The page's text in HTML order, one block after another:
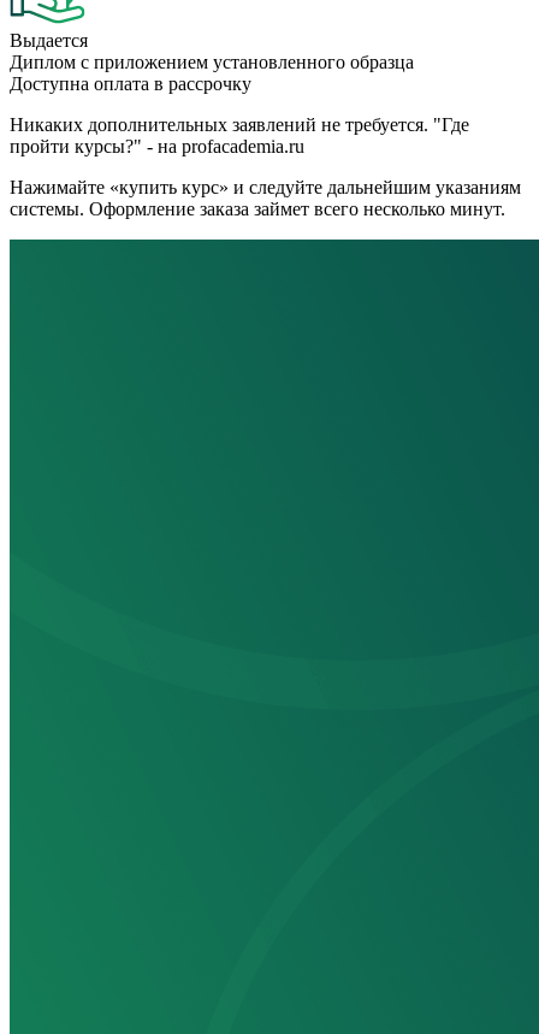
Выдается
Диплом с приложением установленного образца
Доступна оплата в рассрочку
Никаких дополнительных заявлений не требуется. "Где
пройти курсы?" - на profacademia.ru
Нажимайте «купить курс» и следуйте дальнейшим указаниям
системы. Оформление заказа займет всего несколько минут.